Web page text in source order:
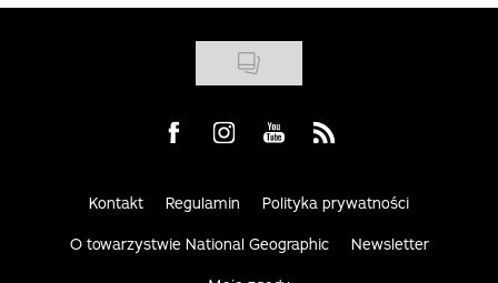
Visit us on Facebook
Visit us on Instagram
Visit us on Youtube
Visit us on Rss
Kontakt Regulamin Polityka prywatności
O towarzystwie National Geographic Newsletter